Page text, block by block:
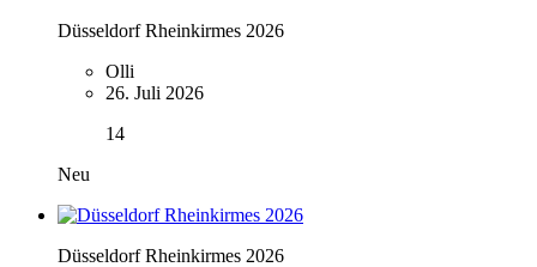
Düsseldorf Rheinkirmes 2026
Olli
26. Juli 2026
14
Neu
Düsseldorf Rheinkirmes 2026